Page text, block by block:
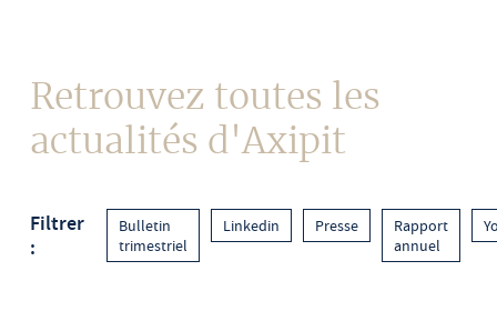
Retrouvez toutes les
actualités d'Axipit
Filtrer
:
Bulletin
trimestriel
Linkedin Presse
Rapport
annuel